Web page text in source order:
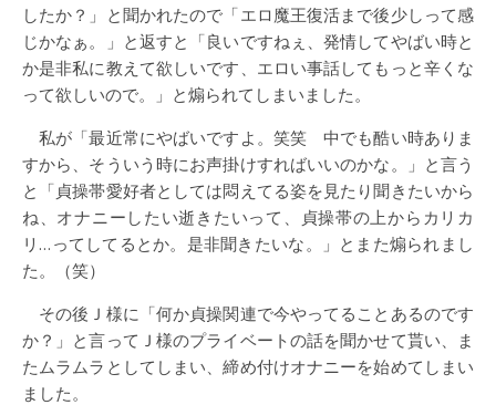
したか？」と聞かれたので「エロ魔王復活まで後少しって感
じかなぁ。」と返すと「良いですねぇ、発情してやばい時と
か是非私に教えて欲しいです、エロい事話してもっと辛くな
って欲しいので。」と煽られてしまいました。
私が「最近常にやばいですよ。笑笑 中でも酷い時ありま
すから、そういう時にお声掛けすればいいのかな。」と言う
と「貞操帯愛好者としては悶えてる姿を見たり聞きたいから
ね、オナニーしたい逝きたいって、貞操帯の上からカリカ
リ…ってしてるとか。是非聞きたいな。」とまた煽られまし
た。（笑）
その後Ｊ様に「何か貞操関連で今やってることあるのです
か？」と言ってＪ様のプライベートの話を聞かせて貰い、ま
たムラムラとしてしまい、締め付けオナニーを始めてしまい
ました。